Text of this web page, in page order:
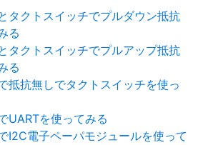
タクトスイッチでプルダウン抵抗
る
タクトスイッチでプルアップ抵抗
る
抵抗無しでタクトスイッチを使っ
UARTを使ってみる
I2C電子ペーパモジュールを使って